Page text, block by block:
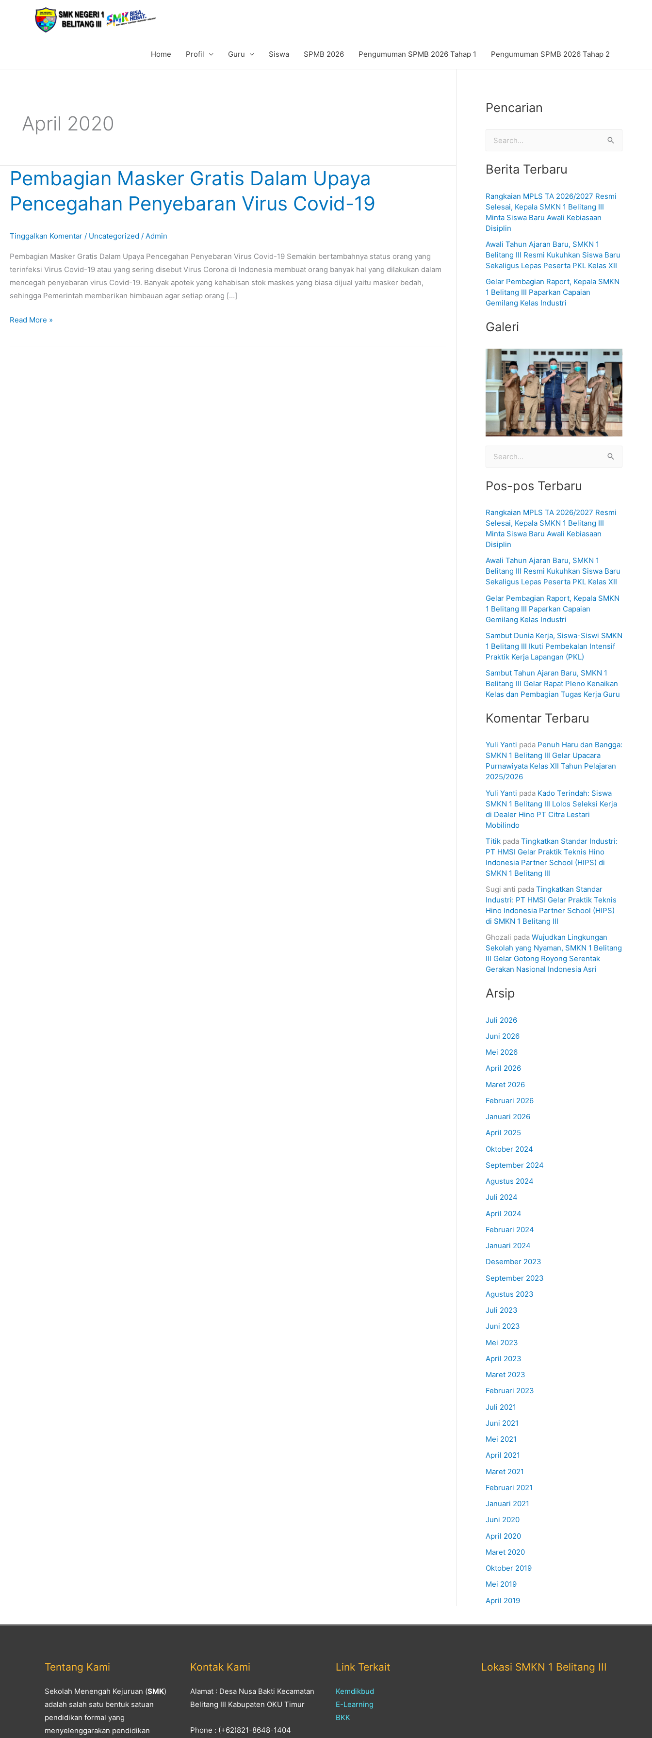
Home Profil Guru Siswa SPMB 2026 Pengumuman SPMB 2026 Tahap 1 Pengumuman SPMB 2026 Tahap 2
April 2020
Pembagian Masker Gratis Dalam Upaya
Pencegahan Penyebaran Virus Covid-19
Tinggalkan Komentar / Uncategorized / Admin
Pembagian Masker Gratis Dalam Upaya Pencegahan Penyebaran Virus Covid-19 Semakin bertambahnya status orang yang
terinfeksi Virus Covid-19 atau yang sering disebut Virus Corona di Indonesia membuat orang banyak hal yang dilakukan dalam
mencegah penyebaran virus Covid-19. Banyak apotek yang kehabisan stok maskes yang biasa dijual yaitu masker bedah,
sehingga Pemerintah memberikan himbauan agar setiap orang […]
Pembagian
Masker
Gratis
Dalam
Pencegahan
Read More »
Pencarian
r
u
n
t
u
k
Berita Terbaru
Rangkaian MPLS TA 2026/2027 Resmi
Selesai, Kepala SMKN 1 Belitang III
Minta Siswa Baru Awali Kebiasaan
Disiplin
Awali Tahun Ajaran Baru, SMKN 1
Belitang III Resmi Kukuhkan Siswa Baru
Sekaligus Lepas Peserta PKL Kelas XII
Gelar Pembagian Raport, Kepala SMKN
1 Belitang III Paparkan Capaian
Gemilang Kelas Industri
Galeri
r
u
n
t
u
k
Pos-pos Terbaru
Rangkaian MPLS TA 2026/2027 Resmi
Selesai, Kepala SMKN 1 Belitang III
Minta Siswa Baru Awali Kebiasaan
Disiplin
Awali Tahun Ajaran Baru, SMKN 1
Belitang III Resmi Kukuhkan Siswa Baru
Sekaligus Lepas Peserta PKL Kelas XII
Gelar Pembagian Raport, Kepala SMKN
1 Belitang III Paparkan Capaian
Gemilang Kelas Industri
Sambut Dunia Kerja, Siswa-Siswi SMKN
1 Belitang III Ikuti Pembekalan Intensif
Praktik Kerja Lapangan (PKL)
Sambut Tahun Ajaran Baru, SMKN 1
Belitang III Gelar Rapat Pleno Kenaikan
Kelas dan Pembagian Tugas Kerja Guru
Komentar Terbaru
Yuli Yanti pada Penuh Haru dan Bangga:
SMKN 1 Belitang III Gelar Upacara
Purnawiyata Kelas XII Tahun Pelajaran
2025/2026
Yuli Yanti pada Kado Terindah: Siswa
SMKN 1 Belitang III Lolos Seleksi Kerja
di Dealer Hino PT Citra Lestari
Mobilindo
Titikpada Tingkatkan Standar Industri:
PT HMSI Gelar Praktik Teknis Hino
Indonesia Partner School (HIPS) di
SMKN 1 Belitang III
Sugi anti pada Tingkatkan Standar
Industri: PT HMSI Gelar Praktik Teknis
Hino Indonesia Partner School (HIPS)
di SMKN 1 Belitang III
Ghozali pada Wujudkan Lingkungan
Sekolah yang Nyaman, SMKN 1 Belitang
III Gelar Gotong Royong Serentak
Gerakan Nasional Indonesia Asri
Arsip
Juli 2026
Juni 2026
Mei 2026
April 2026
Maret 2026
Februari 2026
Januari 2026
April 2025
Oktober 2024
September 2024
Agustus 2024
Juli 2024
April 2024
Februari 2024
Januari 2024
Desember 2023
September 2023
Agustus 2023
Juli 2023
Juni 2023
Mei 2023
April 2023
Maret 2023
Februari 2023
Juli 2021
Juni 2021
Mei 2021
April 2021
Maret 2021
Februari 2021
Januari 2021
Juni 2020
April 2020
Maret 2020
Oktober 2019
Mei 2019
April 2019
Tentang Kami
Sekolah Menengah Kejuruan (SMK)
adalah salah satu bentuk satuan
pendidikan formal yang
menyelenggarakan pendidikan
Kontak Kami
Alamat : Desa Nusa Bakti Kecamatan
Belitang III Kabupaten OKU Timur
Phone : (+62)821-8648-1404
Link Terkait
Kemdikbud
E-Learning
BKK
Lokasi SMKN 1 Belitang III